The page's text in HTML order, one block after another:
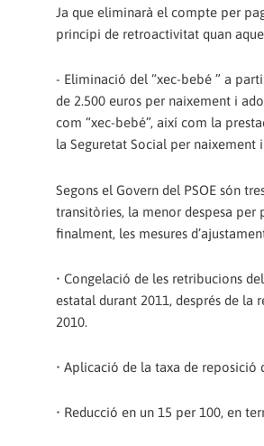
Ja que eliminarà el compte per
principi de retroactivitat quan
- Eliminació del “xec-bebé ” a
de 2.500 euros per naixement i
com “xec-bebé”, així com la
la Seguretat Social per naixement
Segons el Govern del PSOE són
transitòries, la menor despesa per
finalment, les mesures
• Congelació de les retribucions
estatal durant 2011, després de la
2010.
• Aplicació de la taxa de reposició
• Reducció en un 15 per 100, en